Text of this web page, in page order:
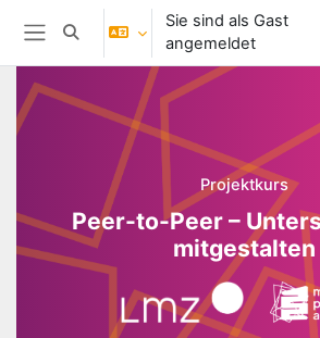
Zum Hauptinhalt
Website-Übersicht
Sucheingabe umschalten
Sie sind als Gast
angemeldet
Blöcke
Projektkurs
Peer-to-Peer –
mitgestalten